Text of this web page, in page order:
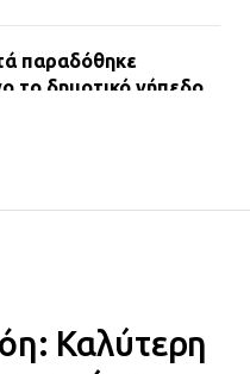
παραδόθηκε
το δημοτικό γήπεδο
Καλύτερη